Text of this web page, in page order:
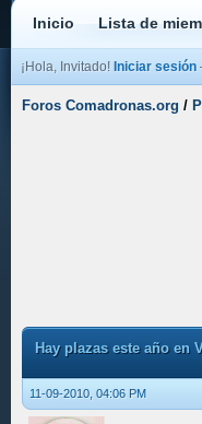
Inicio Lista de
¡Hola, Invitado! Iniciar sesión
Foros Comadronas.org /
Hay plazas este año en
11-09-2010, 04:06 PM